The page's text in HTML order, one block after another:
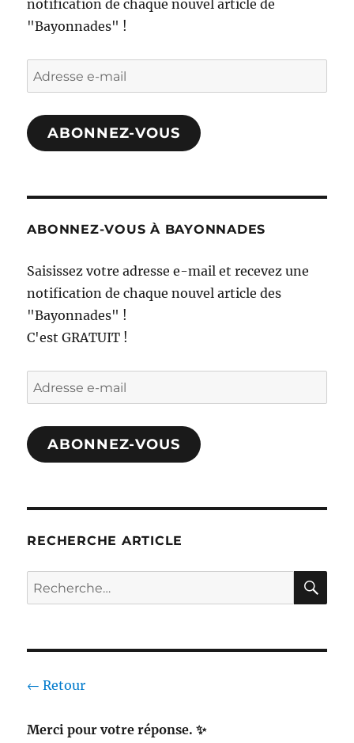
notification de chaque nouvel article de
"Bayonnades" !
Adresse
e-
mail
ABONNEZ-VOUS
ABONNEZ-VOUS À BAYONNADES
Saisissez votre adresse e-mail et recevez une
notification de chaque nouvel article des
"Bayonnades" !
C'est GRATUIT !
Adresse
e-
mail
ABONNEZ-VOUS
RECHERCHE ARTICLE
Recherche
pour :
← Retour
Merci pour votre réponse. ✨